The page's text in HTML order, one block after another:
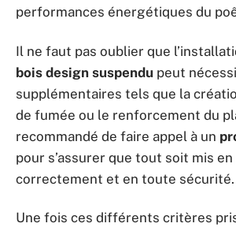
performances énergétiques du
Il ne faut pas oublier que
bois design suspendu peut
supplémentaires tels que la
de fumée ou le renforcement du
recommandé de faire appel à un
pour s’assurer que tout soit mis en
correctement et en toute sécurité.
Une fois ces différents critères